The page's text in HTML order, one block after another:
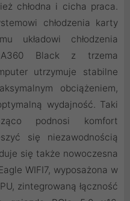
chłodna i cicha praca.
chłodzenia karty
układowi chłodzenia
Black z trzema
utrzymuje stabilne
obciążeniem,
wydajność. Taki
podnosi komfort
się niezawodnością
się także nowoczesna
WIFI7, wyposażona w
zintegrowaną łączność